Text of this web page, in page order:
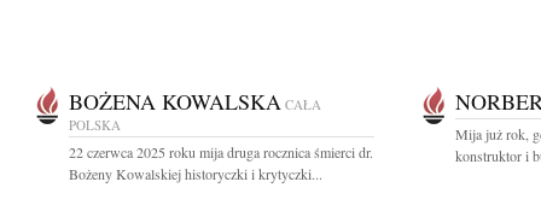
BOŻENA KOWALSKA CAŁA
POLSKA
22 czerwca 2025 roku mija druga rocznica śmierci dr.
Bożeny Kowalskiej historyczki i krytyczki...
Mija już rok,
konstruktor i